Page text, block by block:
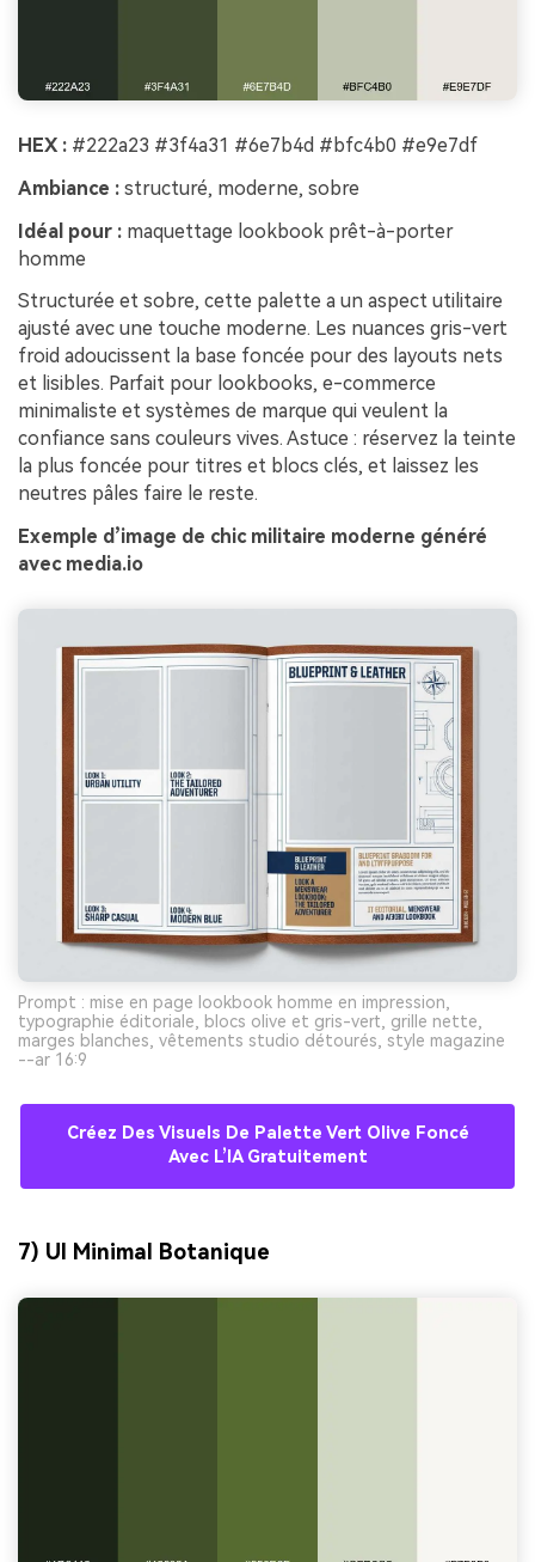
HEX : #222a23 #3f4a31 #6e7b4d #bfc4b0 #e9e7df
Ambiance : structuré, moderne, sobre
Idéal pour : maquettage lookbook prêt-à-porter
homme
Structurée et sobre, cette palette a un aspect utilitaire
ajusté avec une touche moderne. Les nuances gris-vert
froid adoucissent la base foncée pour des layouts nets
et lisibles. Parfait pour lookbooks, e-commerce
minimaliste et systèmes de marque qui veulent la
confiance sans couleurs vives. Astuce : réservez la teinte
la plus foncée pour titres et blocs clés, et laissez les
neutres pâles faire le reste.
Exemple d’image de chic militaire moderne généré
avec media.io
Prompt : mise en page lookbook homme en impression,
typographie éditoriale, blocs olive et gris-vert, grille nette,
marges blanches, vêtements studio détourés, style magazine
--ar 16:9
Créez Des Visuels De Palette Vert Olive Foncé
Avec L’IA Gratuitement
7) UI Minimal Botanique